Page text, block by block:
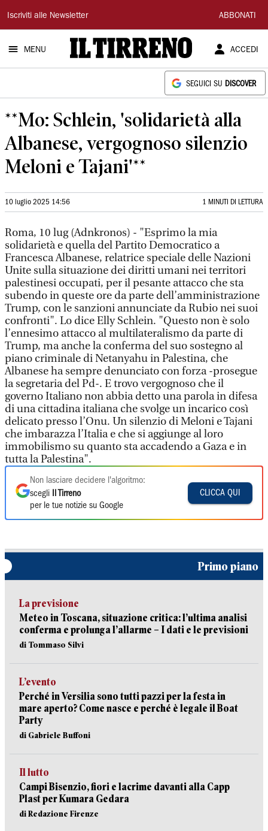
Il
Tirreno
Iscriviti alle Newsletter ABBONATI
MENU ACCEDI
SEGUICI SU DISCOVER
**Mo: Schlein, 'solidarietà alla
Albanese, vergognoso silenzio
Meloni e Tajani'**
10 luglio 2025 14:56 1 MINUTI DI LETTURA
Roma, 10 lug (Adnkronos) - "Esprimo la mia
solidarietà e quella del Partito Democratico a
Francesca Albanese, relatrice speciale delle Nazioni
Unite sulla situazione dei diritti umani nei territori
palestinesi occupati, per il pesante attacco che sta
subendo in queste ore da parte dell’amministrazione
Trump, con le sanzioni annunciate da Rubio nei suoi
confronti". Lo dice Elly Schlein. "Questo non è solo
l’ennesimo attacco al multilateralismo da parte di
Trump, ma anche la conferma del suo sostegno al
piano criminale di Netanyahu in Palestina, che
Albanese ha sempre denunciato con forza -prosegue
la segretaria del Pd-. E trovo vergognoso che il
governo Italiano non abbia detto una parola in difesa
di una cittadina italiana che svolge un incarico così
delicato presso l’Onu. Un silenzio di Meloni e Tajani
che imbarazza l’Italia e che si aggiunge al loro
immobilismo su quanto sta accadendo a Gaza e in
tutta la Palestina".
Non lasciare decidere l'algoritmo:
scegli
Il Tirreno
per le tue notizie su Google
CLICCA QUI
Primo piano
La previsione
Meteo in Toscana, situazione critica: l’ultima analisi
conferma e prolunga l’allarme – I dati e le previsioni
di Tommaso Silvi
L’evento
Perché in Versilia sono tutti pazzi per la festa in
mare aperto? Come nasce e perché è legale il Boat
Party
di Gabriele Buffoni
Il lutto
Campi Bisenzio, fiori e lacrime davanti alla Capp
Plast per Kumara Gedara
di Redazione Firenze